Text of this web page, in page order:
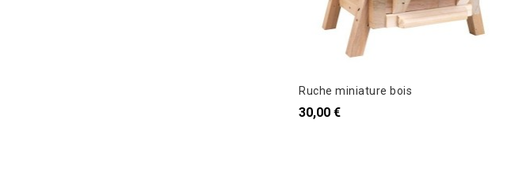
Ruche miniature bois
30,00 €